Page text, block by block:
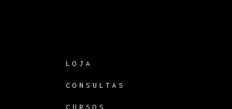
LOJA
CONSULTAS
CURSOS